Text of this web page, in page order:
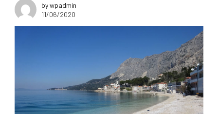
by wpadmin
11/06/2020